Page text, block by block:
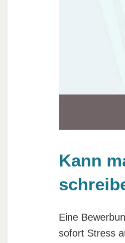
Kann
Eine
sofort Stress